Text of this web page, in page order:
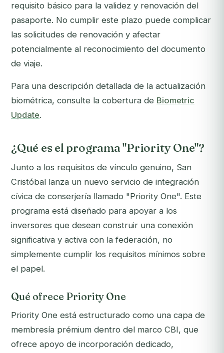
requisito básico para la validez y renovación del
pasaporte. No cumplir este plazo puede complicar
las solicitudes de renovación y afectar
potencialmente al reconocimiento del documento
de viaje.
Para una descripción detallada de la actualización
biométrica, consulte la cobertura de Biometric
Update.
¿Qué es el programa "Priority One"?
Junto a los requisitos de vínculo genuino, San
Cristóbal lanza un nuevo servicio de integración
cívica de conserjería llamado "Priority One". Este
programa está diseñado para apoyar a los
inversores que desean construir una conexión
significativa y activa con la federación, no
simplemente cumplir los requisitos mínimos sobre
el papel.
Qué ofrece Priority One
Priority One está estructurado como una capa de
membresía prémium dentro del marco CBI, que
ofrece apoyo de incorporación dedicado,